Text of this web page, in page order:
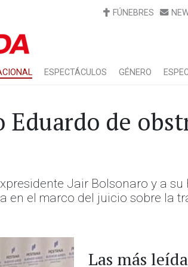
FÚNEBRES
ESPECTÁCULOS GÉNERO
Eduardo de
Jair Bolsonaro y a
en el marco del juicio sobre la
Las más